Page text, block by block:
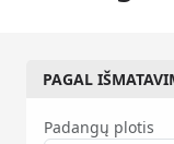
PAGAL
Padangų plotis